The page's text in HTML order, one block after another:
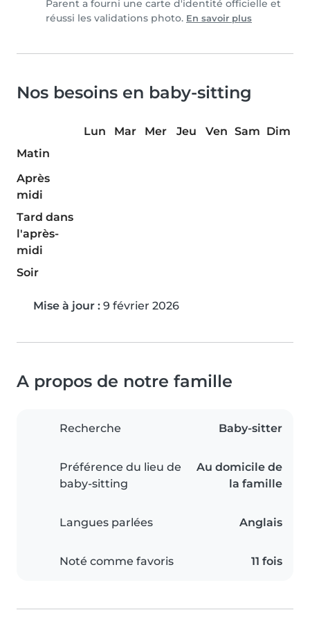
Parent a fourni une carte d'identité officielle et
réussi les validations photo. En savoir plus
Nos besoins en baby-sitting
Lun Mar Mer Jeu Ven Sam Dim
Matin
Après
midi
Tard dans
l'après-
midi
Soir
Mise à jour : 9 février 2026
A propos de notre famille
Recherche Baby-sitter
Préférence du lieu de
baby-sitting
Au domicile de
la famille
Langues parlées Anglais
Noté comme favoris 11 fois